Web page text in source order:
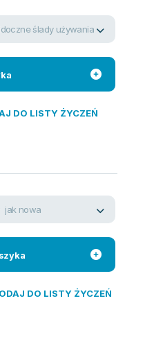
ślady używania
DO LISTY ŻYCZEŃ
jak nowa
DO LISTY ŻYCZEŃ